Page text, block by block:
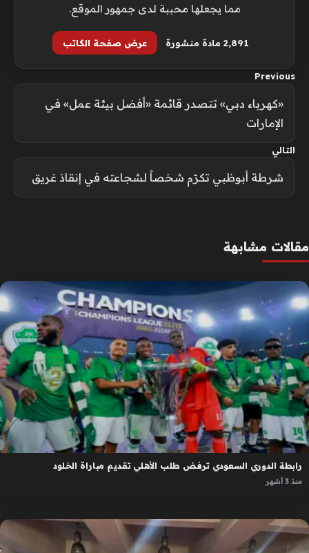
مما يجعلها محببة لدى جمهور الموقع.
2٬891 مادة منشورة عرض صفحة الكاتب
Previous
«كهرباء دبي» تتصدر قائمة «أفضل بيئة عمل» في
الإمارات
التالي
شرطة أبوظبي تكرّم شخصاً لشجاعته في إنقاذ غريق
مقالات مشابهة
رابطة الدوري السعودي ترفض طلب الأهلي تقديم مباراة الخلود
منذ 3 أشهر